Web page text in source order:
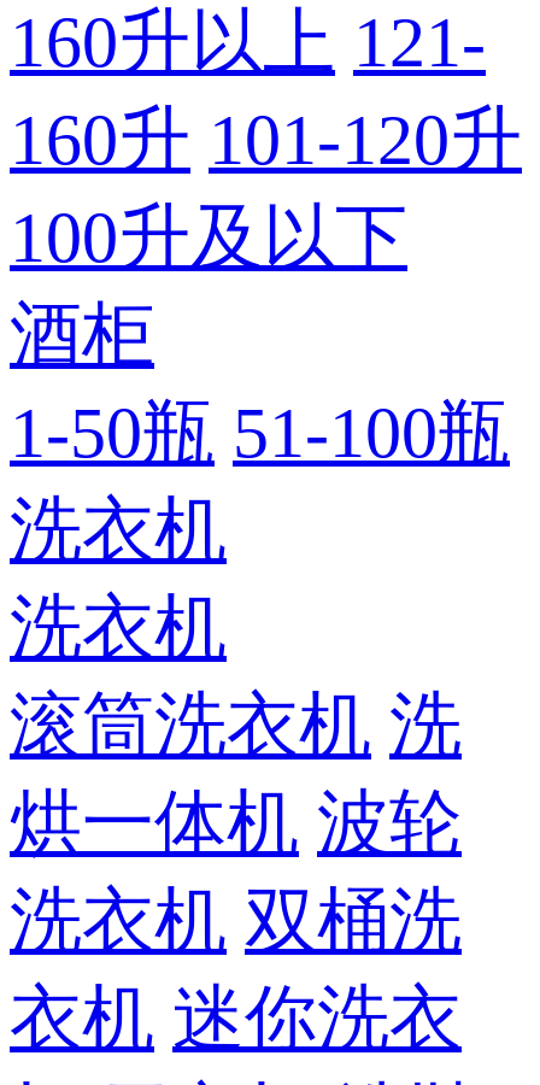
160升以上 121-
160升 101-120升
100升及以下
酒柜
1-50瓶 51-100瓶
洗衣机
洗衣机
滚筒洗衣机 洗
烘一体机 波轮
洗衣机 双桶洗
衣机 迷你洗衣